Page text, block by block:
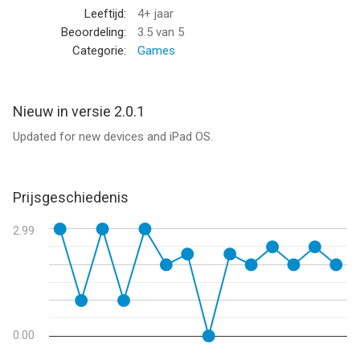
Cro-Mag Rally
Nanosaur 2
Enigmo Deluxe van Pangea Software, Inc. is een iPad app met
iOS versie 12.0 of hoger, geschikt bevonden voor gebruikers
Informatie voor Enigmo Deluxeis het laatst vergeleken op 6
Leeftijd:
4+ jaar
Beoordeling:
3.5 van 5
Categorie:
Games
Nieuw in versie 2.0.1
Updated for new devices and iPad OS.
Prijsgeschiedenis
2.99
0.00